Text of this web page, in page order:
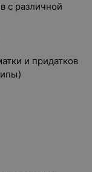
с различной
и придатков